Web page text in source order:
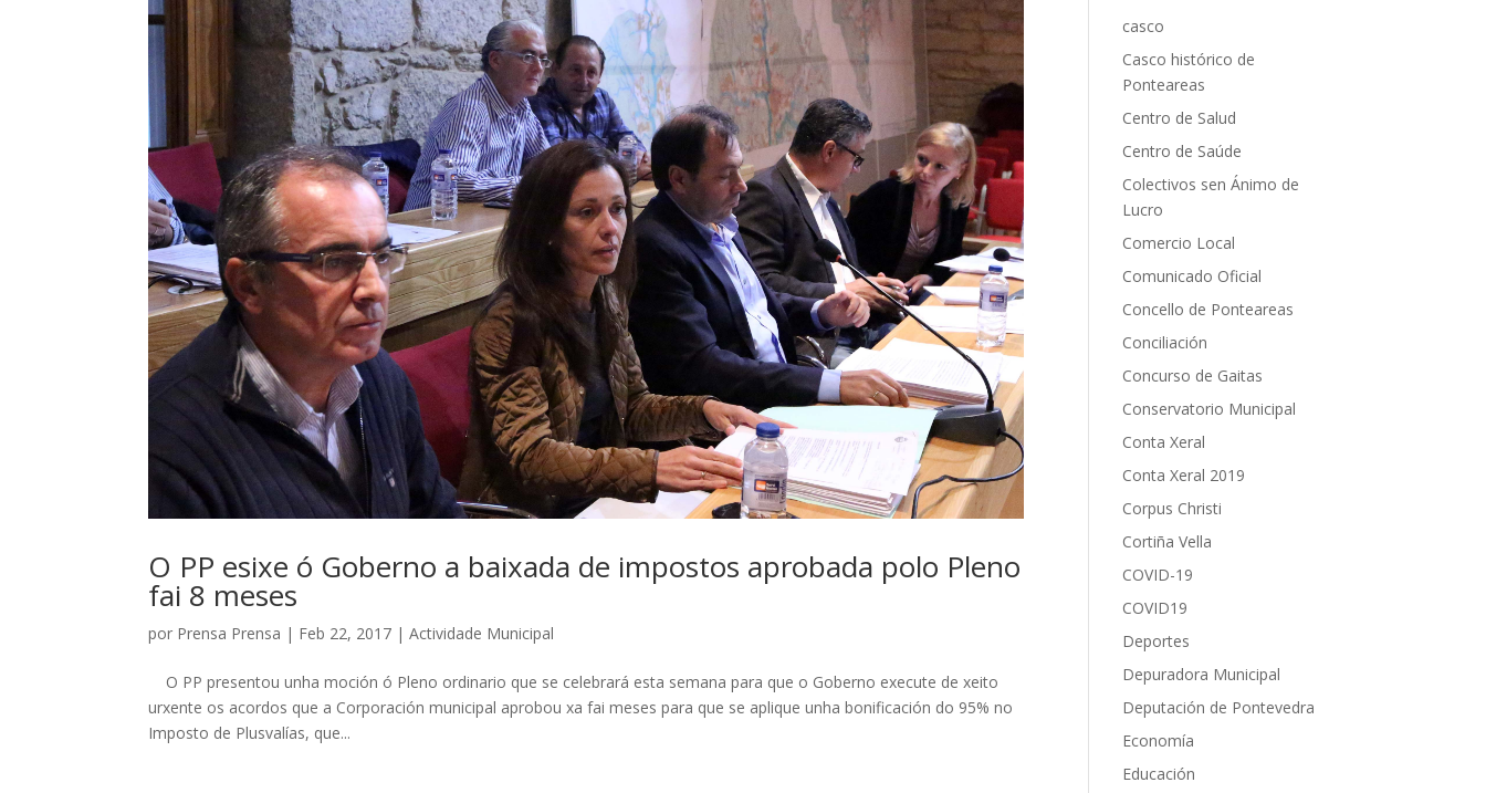
O PP esixe ó Goberno a baixada de impostos aprobada polo Pleno
fai 8 meses
por Prensa Prensa | Feb 22, 2017 |Actividade Municipal
O PP presentou unha moción ó Pleno ordinario que se celebrará esta semana para que o Goberno execute de xeito
urxente os acordos que a Corporación municipal aprobou xa fai meses para que se aplique unha bonificación do 95% no
Imposto de Plusvalías, que...
casco
Casco histórico de
Ponteareas
Centro de Salud
Centro de Saúde
Colectivos sen Ánimo de
Lucro
Comercio Local
Comunicado Oficial
Concello de Ponteareas
Conciliación
Concurso de Gaitas
Conservatorio Municipal
Conta Xeral
Conta Xeral 2019
Corpus Christi
Cortiña Vella
COVID-19
COVID19
Deportes
Depuradora Municipal
Deputación de Pontevedra
Economía
Educación